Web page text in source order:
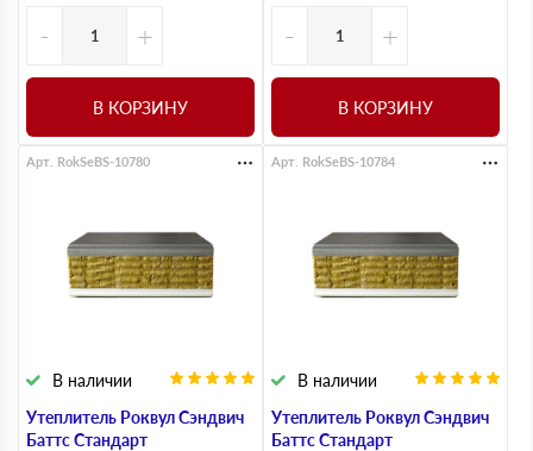
- +
В КОРЗИНУ
- +
В КОРЗИНУ
Утеплитель Роквул Сэндвич
Баттс Стандарт
В наличии
Арт. RokSeBS-10780
Утеплитель Роквул Сэндвич
Баттс Стандарт
В наличии
Арт. RokSeBS-10784